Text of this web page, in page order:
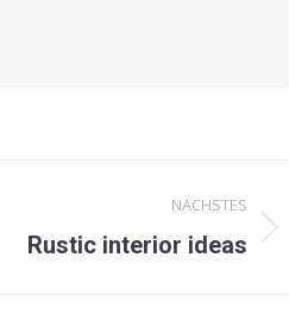
NÄCHSTES
Rustic interior ideas